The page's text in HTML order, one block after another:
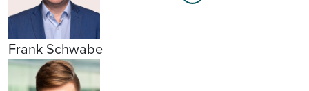
Frank Schwabe